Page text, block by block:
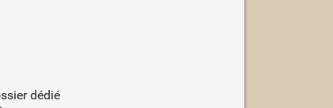
dédié